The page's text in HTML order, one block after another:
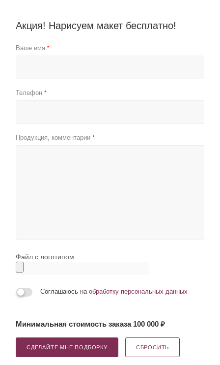
Акция! Нарисуем макет бесплатно!
Ваше имя *
Телефон *
Продукция, комментарии *
Файл с логотипом
Соглашаюсь на обработку персональных данных
Минимальная стоимость заказа 100 000 ₽
СДЕЛАЙТЕ МНЕ ПОДБОРКУ СБРОСИТЬ